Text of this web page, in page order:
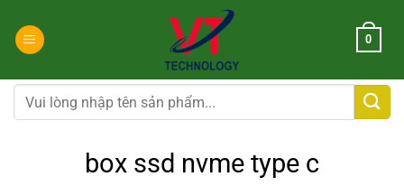
đến
dung
0
Tìm
kiếm:
box ssd nvme type c